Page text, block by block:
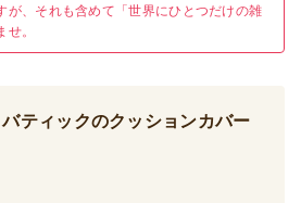
が、それも含めて「世界にひとつだけの雑
。
ティックのクッションカバー